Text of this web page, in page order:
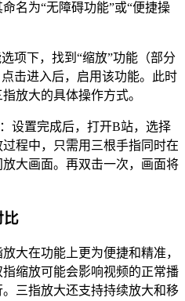
名为“无障碍功能”或“便捷操
项下，找到“缩放”功能（部分
击进入后，启用该功能。此时
放大的具体操作方式。
设置完成后，打开B站，选择
程中，只需用三根手指同时在
大画面。再双击一次，画面将
比
大在功能上更为便捷和精准，
缩放可能会影响视频的正常播
三指放大还支持持续放大和移